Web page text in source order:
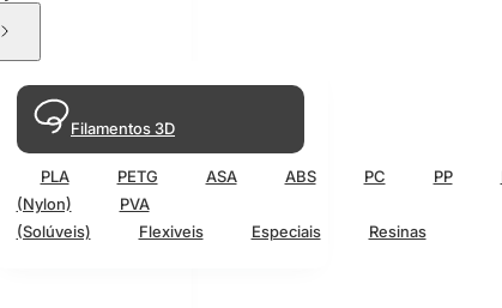
Filamentos 3D
PLA PETG ASA ABS PC PP
(Nylon)
PVA
(Solúveis)
Flexiveis Especiais Resinas